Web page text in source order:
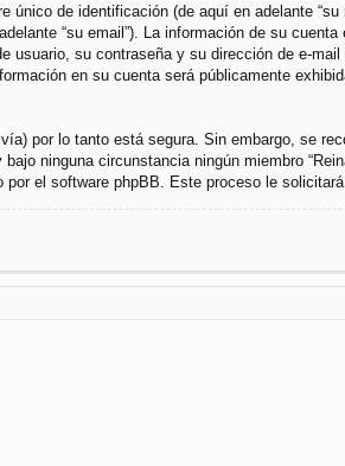
de identificación (de aquí en adelante
“su email”). La información de su
usuario, su contraseña y su dirección de e-
en su cuenta será públicamente
por lo tanto está segura. Sin embargo, se
ninguna circunstancia ningún miembro
el software phpBB. Este proceso le